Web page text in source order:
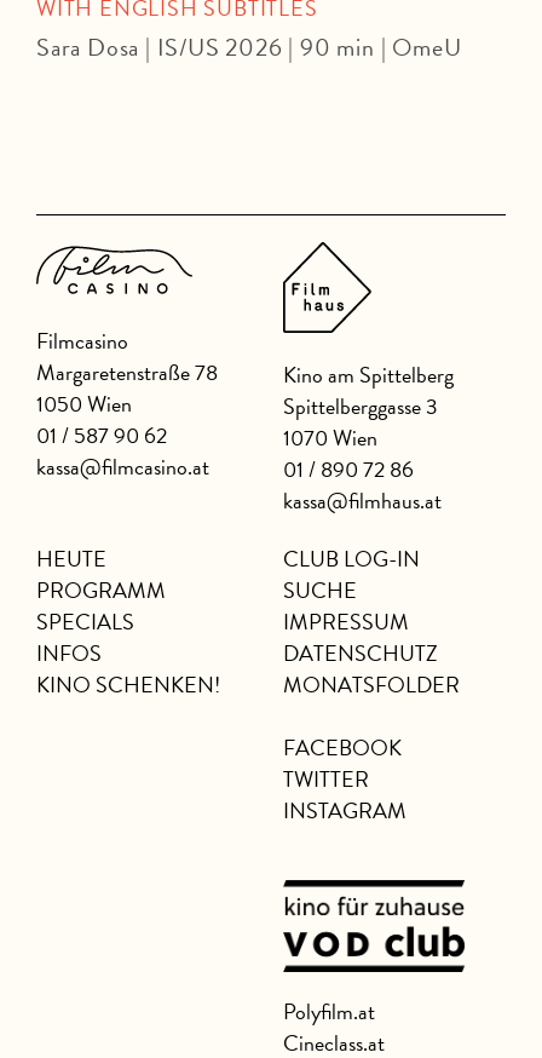
WITH ENGLISH SUBTITLES
Sara Dosa | IS/US 2026 | 90 min | OmeU
Filmcasino
Margaretenstraße 78
1050 Wien
01 / 587 90 62
kassa@filmcasino.at
Kino am Spittelberg
Spittelberggasse 3
1070 Wien
01 / 890 72 86
kassa@filmhaus.at
HEUTE
PROGRAMM
SPECIALS
INFOS
KINO SCHENKEN!
CLUB LOG-IN
SUCHE
IMPRESSUM
DATENSCHUTZ
MONATSFOLDER
FACEBOOK
TWITTER
INSTAGRAM
Polyfilm.at
Cineclass.at